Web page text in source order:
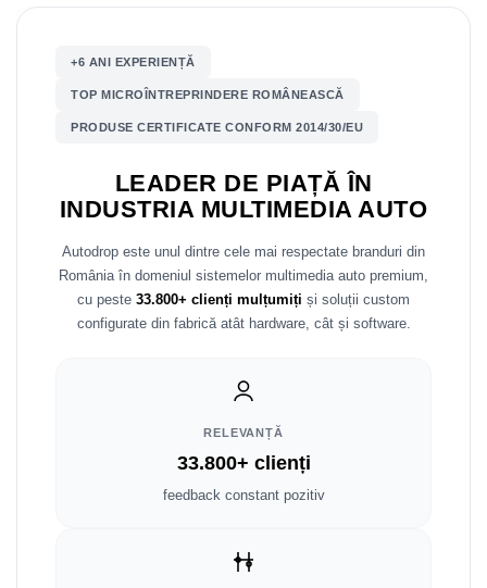
Mitsubishi
+6 ANI EXPERIENȚĂ
TOP MICROÎNTREPRINDERE ROMÂNEASCĂ
PRODUSE CERTIFICATE CONFORM 2014/30/EU
LEADER DE PIAȚĂ ÎN
INDUSTRIA MULTIMEDIA AUTO
Autodrop este unul dintre cele mai respectate branduri din
România în domeniul sistemelor multimedia auto premium,
cu peste 33.800+ clienți mulțumiți și soluții custom
configurate din fabrică atât hardware, cât și software.
RELEVANȚĂ
33.800+ clienți
feedback constant pozitiv